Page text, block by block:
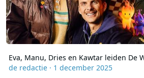
Eva, Manu, Dries en Kawtar leiden De
de redactie· 1 december 2025